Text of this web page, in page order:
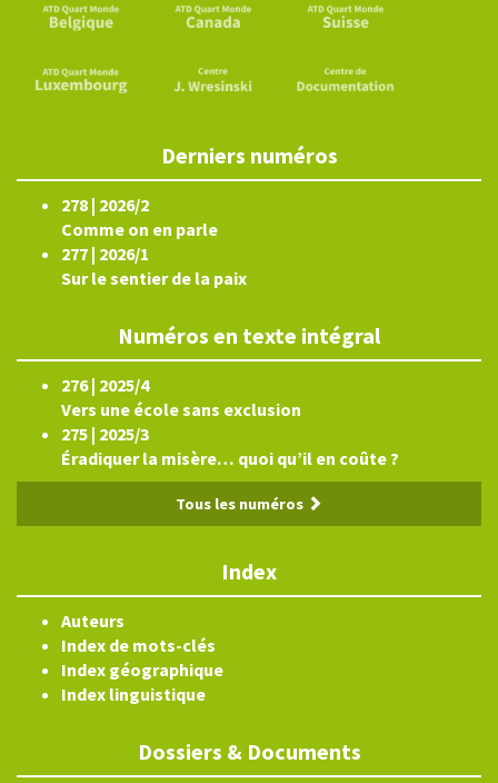
Derniers numéros
278 | 2026/2
Comme on en parle
277 | 2026/1
Sur le sentier de la paix
Numéros en texte intégral
276 | 2025/4
Vers une école sans exclusion
275 | 2025/3
Éradiquer la misère… quoi qu’il en coûte ?
Tous les numéros
Index
Auteurs
Index de mots-clés
Index géographique
Index linguistique
Dossiers & Documents